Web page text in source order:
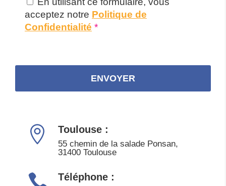
acceptez notre Politique de
Confidentialité *
Toulouse :
55 chemin de la salade Ponsan,
31400 Toulouse
Téléphone :